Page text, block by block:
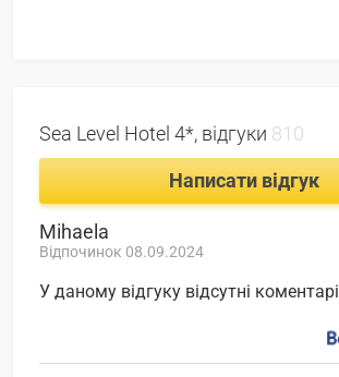
Sea Level Hotel 4*, відгуки 810
Написати відгук
Mihaela
Відпочинок 08.09.2024
У даному відгуку відсутні коментарі